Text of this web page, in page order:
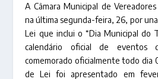
A Câmara Municipal de
na última segunda-feira, 26, por
Lei que inclui o “Dia Municipal do
calendário oficial de eventos
comemorado oficialmente todo dia
de Lei foi apresentado em